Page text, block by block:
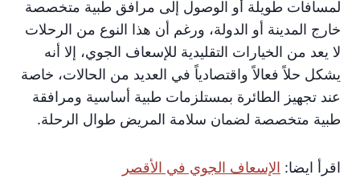
لمسافات طويلة أو الوصول إلى مرافق طبية متخصصة
خارج المدينة أو الدولة، ورغم أن هذا النوع من الرحلات
لا يعد من الخيارات التقليدية للإسعاف الجوي، إلا أنه
يشكل حلاً فعالاً واقتصادياً في العديد من الحالات، خاصة
عند تجهيز الطائرة بمستلزمات طبية أساسية ومرافقة
طبية متخصصة لضمان سلامة المريض طوال الرحلة.
اقرأ ايضا: الإسعاف الجوي في الأقصر